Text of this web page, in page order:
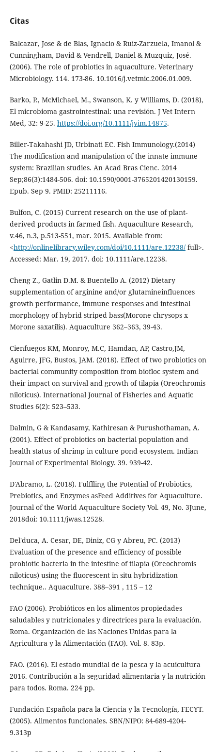
Citas
Balcazar, Jose & de Blas, Ignacio & Ruiz-Zarzuela, Imanol &
Cunningham, David & Vendrell, Daniel & Muzquiz, José.
(2006). The role of probiotics in aquaculture. Veterinary
Microbiology. 114. 173-86. 10.1016/j.vetmic.2006.01.009.
Barko, P., McMichael, M., Swanson, K. y Williams, D. (2018),
El microbioma gastrointestinal: una revisión. J Vet Intern
Med, 32: 9-25. https://doi.org/10.1111/jvim.14875.
Biller-Takahashi JD, Urbinati EC. Fish Immunology.(2014)
The modification and manipulation of the innate immune
system: Brazilian studies. An Acad Bras Cienc. 2014
Sep;86(3):1484-506. doi: 10.1590/0001-3765201420130159.
Epub. Sep 9. PMID: 25211116.
Bulfon, C. (2015) Current research on the use of plant-
derived products in farmed fish. Aquaculture Research,
v.46, n.3, p.513-551, mar. 2015. Available from:
<http://onlinelibrary.wiley.com/doi/10.1111/are.12238/full>.
Accessed: Mar. 19, 2017. doi: 10.1111/are.12238.
Cheng Z., Gatlin D.M. & Buentello A. (2012) Dietary
supplementation of arginine and/or glutamineinfluences
growth performance, immune responses and intestinal
morphology of hybrid striped bass(Morone chrysops x
Morone saxatilis). Aquaculture 362–363, 39-43.
Cienfuegos KM, Monroy, M.C, Hamdan, AP, Castro,JM,
Aguirre, JFG, Bustos, JAM. (2018). Effect of two probiotics on
bacterial community composition from biofloc system and
their impact on survival and growth of tilapia (Oreochromis
niloticus). International Journal of Fisheries and Aquatic
Studies 6(2): 523–533.
Dalmin, G & Kandasamy, Kathiresan & Purushothaman, A.
(2001). Effect of probiotics on bacterial population and
health status of shrimp in culture pond ecosystem. Indian
Journal of Experimental Biology. 39. 939-42.
D'Abramo, L. (2018). Fulflling the Potential of Probiotics,
Prebiotics, and Enzymes asFeed Additives for Aquaculture.
Journal of the World Aquaculture Society Vol. 49, No. 3June,
2018doi: 10.1111/jwas.12528.
Del'duca, A. Cesar, DE, Diniz, CG y Abreu, PC. (2013)
Evaluation of the presence and efficiency of possible
probiotic bacteria in the intestine of tilapia (Oreochromis
niloticus) using the fluorescent in situ hybridization
technique.. Aquaculture. 388–391 , 115 – 12
FAO (2006). Probióticos en los alimentos propiedades
saludables y nutricionales y directrices para la evaluación.
Roma. Organización de las Naciones Unidas para la
Agricultura y la Alimentación (FAO). Vol. 8. 83p.
FAO. (2016). El estado mundial de la pesca y la acuicultura
2016. Contribución a la seguridad alimentaria y la nutrición
para todos. Roma. 224 pp.
Fundación Española para la Ciencia y la Tecnología, FECYT.
(2005). Alimentos funcionales. SBN/NIPO: 84-689-4204-
9.313p